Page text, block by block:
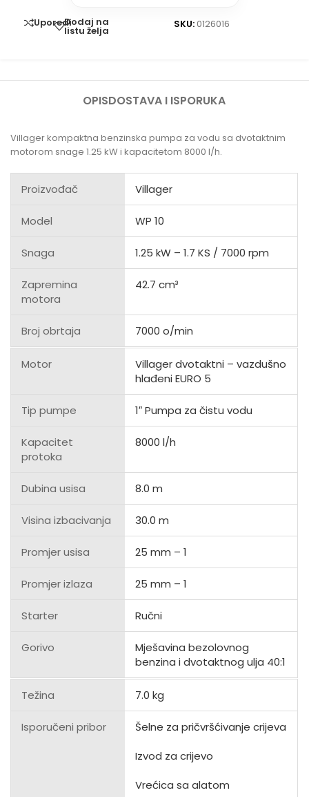
UporediDodaj na
listu želja
SKU: 0126016
OPISDOSTAVA I ISPORUKA
Villager kompaktna benzinska pumpa za vodu sa dvotaktnim
motorom snage 1.25 kW i kapacitetom 8000 l/h.
Proizvođač Villager
Model WP 10
Snaga 1.25 kW – 1.7 KS / 7000 rpm
Zapremina
motora
42.7 cm³
Broj obrtaja 7000 o/min
Motor
Villager dvotaktni – vazdušno
hlađeni EURO 5
Tip pumpe 1″ Pumpa za čistu vodu
Kapacitet
protoka
8000 l/h
Dubina usisa 8.0 m
Visina izbacivanja 30.0 m
Promjer usisa 25 mm – 1
Promjer izlaza 25 mm – 1
Starter Ručni
Gorivo
Mješavina bezolovnog
benzina i dvotaktnog ulja 40:1
Težina 7.0 kg
Isporučeni pribor
Šelne za pričvršćivanje crijeva
Izvod za crijevo
Vrećica sa alatom